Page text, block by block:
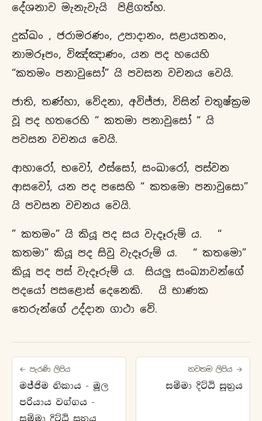
දේශනාව මැනැවැයි පිළිගත්හ.
දුක්ඛං , ජරාමරණං, උපාදානං, සළායතනං,
නාමරූපං, විඤ්ඤාණං, යන පද හයෙහි
“කතමං පනාවුසෝ” යි පවසන වචනය වෙයි.
ජාති, තණ්හා, වේදනා, අවිජ්ජා, විසින් චතුෂ්ක්‍රම
වූ පද හතරෙහි “ කතමා පනාවුසෝ “ යි
පවසන වචනය වෙයි.
ආහාරෝ, භවෝ, ඵස්සෝ, සංඛාරෝ, පස්වන
ආසවෝ, යන පද පසෙහි “ කතමො පනාවුසො”
යි පවසන වචනය වෙයි.
” කතමං” යි කියූ පද සය වැදෑරුම්‍ ය. “
කතමා” කියූ පද සිවු වැදෑරුම් ය. “ කතමො”
කියූ පද පස් වැදෑරුම් ය. සියලු සංඛ්‍යාවන්ගේ
පදයෝ පසළොස් දෙනෙකි. යි භාණක
තෙරුන්ගේ උද්දාන ගාථා වේ.
← පැරණි ලිපිය
මජ්ජිම නිකාය - මූල
පරියාය වග්ගය -
සම්මා දිට්ඨි සූත්‍රය
නවතම ලිපිය →
සම්මා දිට්ඨි සූත්‍රය